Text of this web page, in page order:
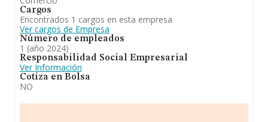
Cargos
Encontrados 1 cargos en esta empresa
Ver cargos de Empresa
Número de empleados
1 (año 2024)
Responsabilidad Social Empresarial
Ver Información
Cotiza en Bolsa
NO